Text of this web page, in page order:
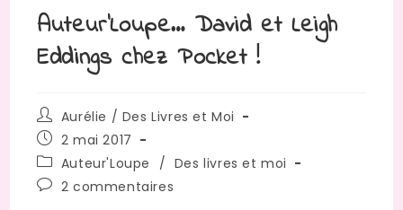
Auteur’Loupe… David et Leigh
Eddings chez Pocket !
Auteur/autrice
de
la
publication :
Aurélie / Des Livres et Moi
Publication
publiée :
2 mai 2017
Post
category:
Auteur'Loupe / Des livres et moi
Commentaires
2 commentaires